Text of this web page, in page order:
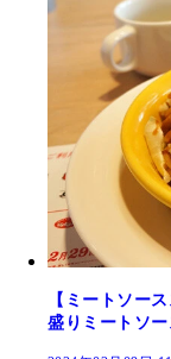
【ミートソー
盛りミートソ